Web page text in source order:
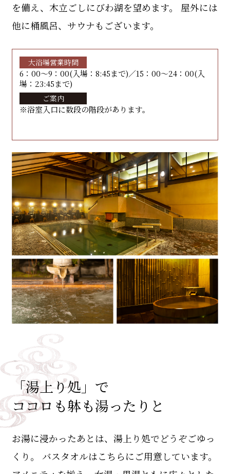
を備え、木立ごしにびわ湖を望めます。 屋外には
他に桶風呂、サウナもございます。
大浴場営業時間
6：00〜9：00(入場：8:45まで)／15：00〜24：00(入
場：23:45まで)
ご案内
※浴室入口に数段の階段があります。
「湯上り処」で
ココロも躰も湯ったりと
お湯に浸かったあとは、湯上り処でどうぞごゆっ
くり。 バスタオルはこちらにご用意しています。